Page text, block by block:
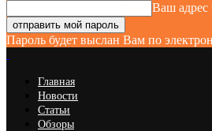
Ваш адрес
Пароль будет выслан Вам по
Главная
Новости
Статьи
Обзоры